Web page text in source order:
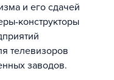
и его сдачей
конструкторы
телевизоров
заводов.